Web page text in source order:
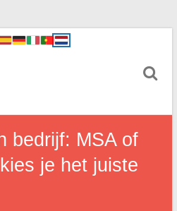
bedrijf: MSA of
je het juiste